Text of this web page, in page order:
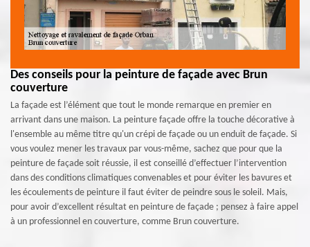
Des conseils pour la peinture de façade avec Brun
couverture
La façade est l’élément que tout le monde remarque en premier en
arrivant dans une maison. La peinture façade offre la touche décorative à
l'ensemble au même titre qu'un crépi de façade ou un enduit de façade. Si
vous voulez mener les travaux par vous-même, sachez que pour que la
peinture de façade soit réussie, il est conseillé d’effectuer l’intervention
dans des conditions climatiques convenables et pour éviter les bavures et
les écoulements de peinture il faut éviter de peindre sous le soleil. Mais,
pour avoir d’excellent résultat en peinture de façade ; pensez à faire appel
à un professionnel en couverture, comme Brun couverture.